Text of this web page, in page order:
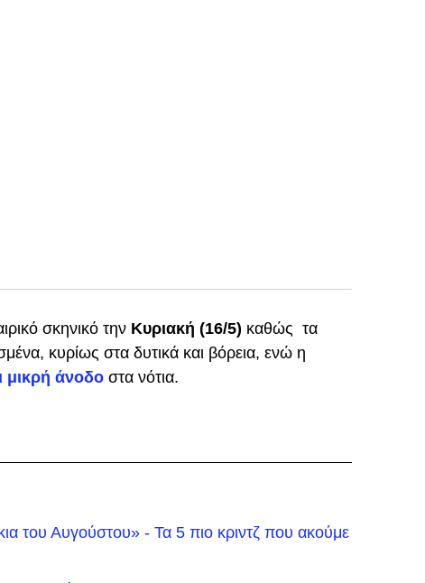
σκηνικό την Κυριακή (16/5) καθώς τα
κυρίως στα δυτικά και βόρεια, ενώ η
μικρή άνοδοστα νότια.
του Αυγούστου» - Τα 5 πιο κριντζ που ακούμε